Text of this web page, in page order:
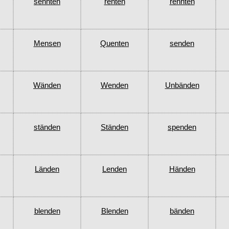
Mensen Quenten senden
Wänden Wenden Unbänden
ständen Ständen spenden
Länden Lenden Händen
blenden Blenden bänden